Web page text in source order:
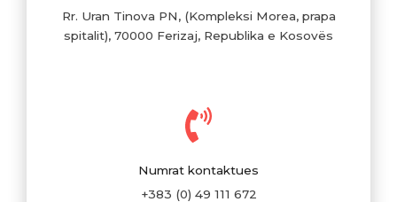
Rr. Uran Tinova PN, (Kompleksi Morea, prapa
spitalit), 70000 Ferizaj, Republika e Kosovës
Numrat kontaktues
+383 (0) 49 111 672